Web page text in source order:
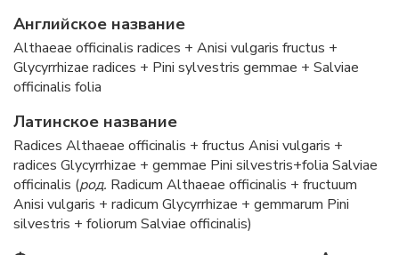
Английское название
Althaeae officinalis radices + Anisi vulgaris fructus +
Glycyrrhizae radices + Pini sylvestris gemmae + Salviae
officinalis folia
Латинское название
Radices Althaeae officinalis + fructus Anisi vulgaris +
radices Glycyrrhizae + gemmae Pini silvestris+folia Salviae
officinalis (род. Radicum Althaeae officinalis + fructuum
Anisi vulgaris + radicum Glycyrrhizae + gemmarum Pini
silvestris + foliorum Salviae officinalis)